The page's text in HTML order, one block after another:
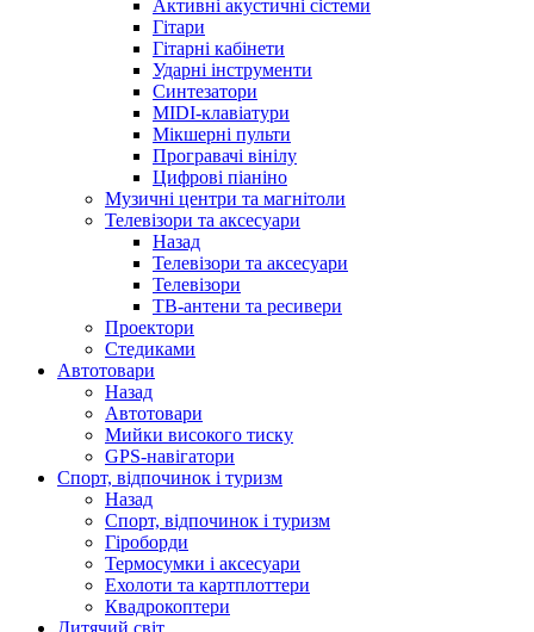
Активні акустичні сістеми
Гітари
Гітарні кабінети
Ударні інструменти
Синтезатори
MIDI-клавіатури
Мікшерні пульти
Програвачі вінілу
Цифрові піаніно
Музичні центри та магнітоли
Телевізори та аксесуари
Назад
Телевізори та аксесуари
Телевізори
ТВ-антени та ресивери
Проектори
Стедиками
Автотовари
Назад
Автотовари
Мийки високого тиску
GPS-навігатори
Спорт, відпочинок і туризм
Назад
Спорт, відпочинок і туризм
Гіроборди
Термосумки і аксесуари
Ехолоти та картплоттери
Квадрокоптери
Дитячий світ